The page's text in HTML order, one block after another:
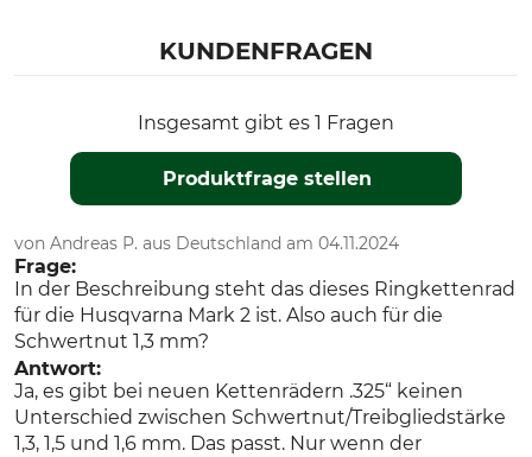
Hersteller-Artikel-Nr.
Anzahl Zähne
KUNDENFRAGEN
Insgesamt gibt es 1 Fragen
Produktfrage stellen
von Andreas P. aus Deutschland am 04.11.2024
Frage:
In der Beschreibung steht das dieses Ringkettenrad
für die Husqvarna Mark 2 ist. Also auch für die
Schwertnut 1,3 mm?
Antwort:
Ja, es gibt bei neuen Kettenrädern .325“ keinen
Unterschied zwischen Schwertnut/Treibgliedstärke
1,3, 1,5 und 1,6 mm. Das passt. Nur wenn der